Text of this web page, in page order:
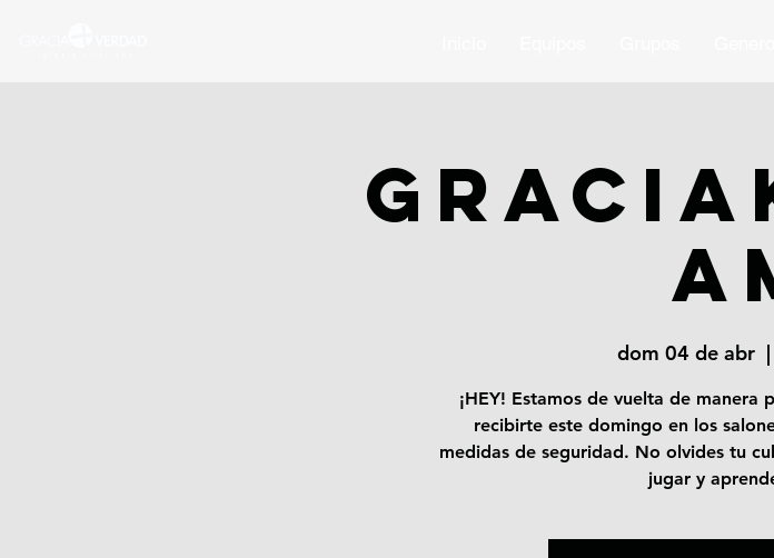
dom 04 de abr
  |
¡HEY! Estamos de vuelta de manera
recibirte este domingo en los
medidas de seguridad. No olvides tu
jugar y